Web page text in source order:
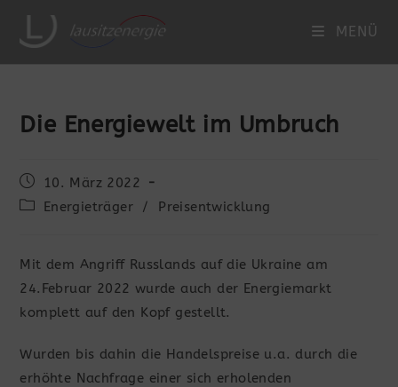
MENÜ
Die Energiewelt im Umbruch
Beitrag
veröffentlicht:
10. März 2022
Beitrags-
Energieträger / Preisentwicklung
Mit dem Angriff Russlands auf die Ukraine am
24.Februar 2022 wurde auch der Energiemarkt
komplett auf den Kopf gestellt.
Wurden bis dahin die Handelspreise u.a. durch die
erhöhte Nachfrage einer sich erholenden